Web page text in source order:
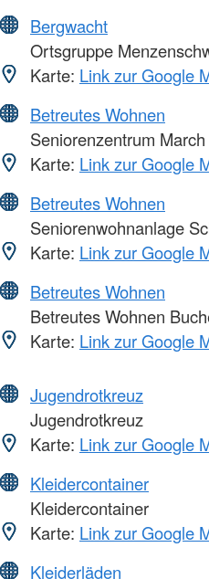
Bergwacht
Ortsgruppe
Karte: Link zur Google
Betreutes Wohnen
Seniorenzentrum March
Karte: Link zur Google
Betreutes Wohnen
Seniorenwohnanlage
Karte: Link zur Google
Betreutes Wohnen
Betreutes Wohnen
Karte: Link zur Google
Jugendrotkreuz
Jugendrotkreuz
Karte: Link zur Google
Kleidercontainer
Kleidercontainer
Karte: Link zur Google
Kleiderläden